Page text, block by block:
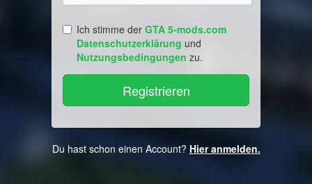
Ich stimme der GTA 5-mods.com
Datenschutzerklärung und
Nutzungsbedingungen zu.
Du hast schon einen Account? Hier anmelden.